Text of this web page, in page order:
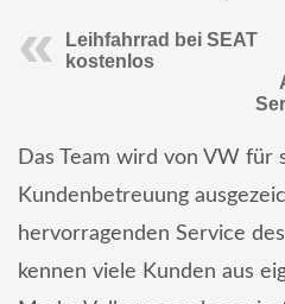
Leihfahrrad bei SEAT
kostenlos
Das Team wird von VW für
Kundenbetreuung
hervorragenden Service
kennen viele Kunden aus